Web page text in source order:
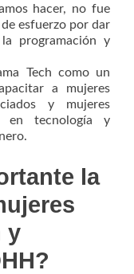
hacer, no fue
esfuerzo por dar
programación y
Tech como un
a mujeres
y mujeres
en tecnología y
la
y